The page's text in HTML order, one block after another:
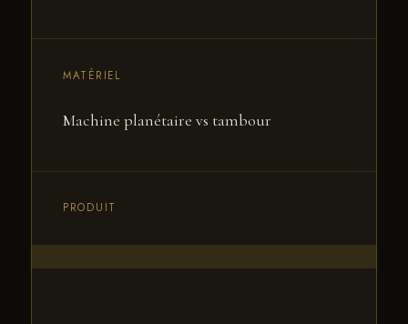
MATÉRIEL
Machine planétaire vs tambour
PRODUIT